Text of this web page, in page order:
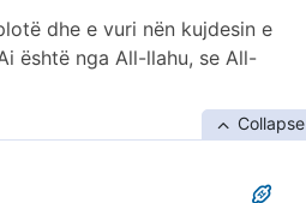
dhe e vuri nën kujdesin e
është nga All-llahu, se All-
Collapse